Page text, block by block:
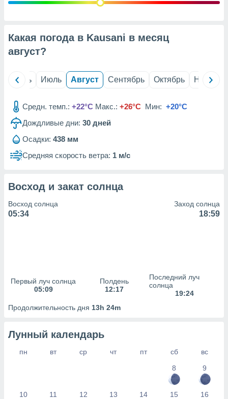
данных
рекламы
сведения
Какая погода в Kausani в месяц
август?
Июнь Июль Август Сентябрь Октябрь Ноябрь
Средн. темп.: +22°C Макс.: +26°C Мин: +20°C
Дождливые дни: 30 дней
Осадки: 438 мм
Средняя скорость ветра: 1 м/с
Восход и закат солнца
Восход солнца
05:34
Заход солнца
18:59
Первый луч солнца
05:09
Полдень
12:17
Последний луч
солнца
19:24
Продолжительность дня 13h 24m
Лунный календарь
пн вт ср чт пт сб
вс
8
9
10 11 12 13 14 15 16